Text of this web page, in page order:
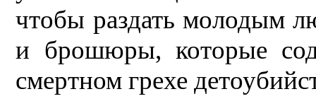
чтобы раздать молодым
и брошюры, которые
смертном грехе